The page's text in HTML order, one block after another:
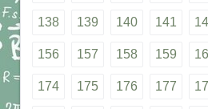
138 139 140 141
156 157 158 159
174 175 176 177